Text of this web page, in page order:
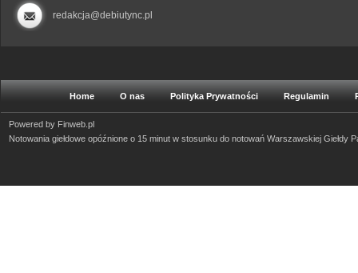
redakcja@debiutync.pl
Home O nas Polityka Prywatności Regulamin
Powered by Finweb.pl
Notowania giełdowe opóźnione o 15 minut w stosunku do notowań Warszawskiej Giełdy